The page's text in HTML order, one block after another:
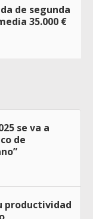
de segunda
35.000 €
se va a
de
productividad